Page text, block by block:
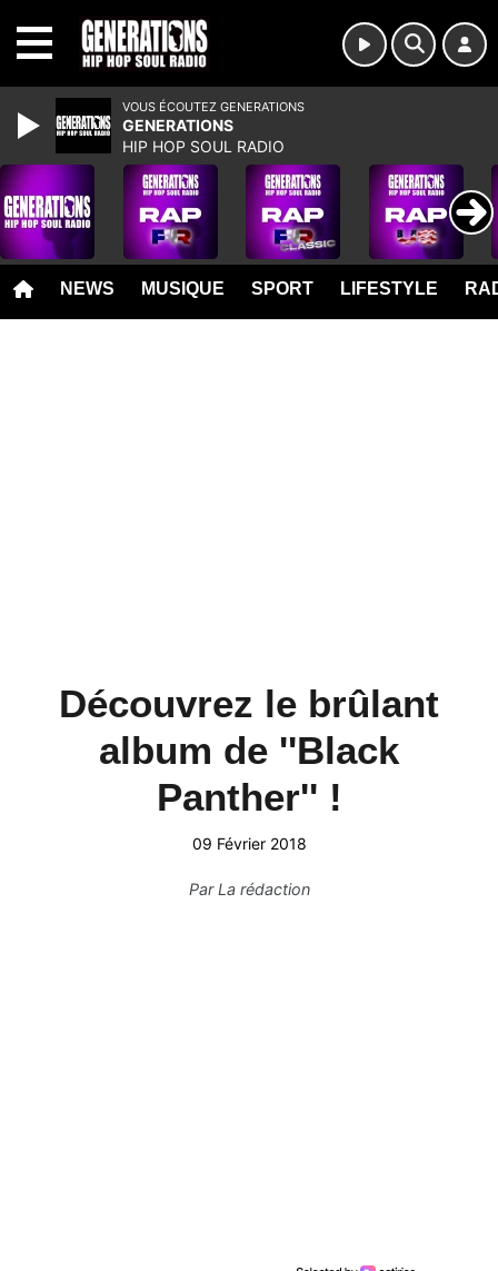
NEWS MUSIQUE SPORT LIFESTYLE
Découvrez le brûlant
album de ''Black
Panther'' !
09 Février 2018
ParLa rédaction
VOUS ÉCOUTEZ GENERATIONS
GENERATIONS
HIP HOP SOUL RADIO